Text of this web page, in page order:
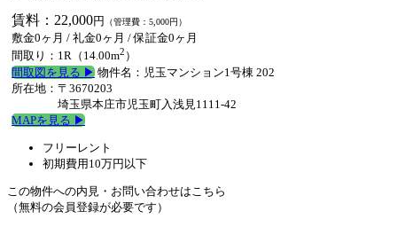
賃料：22,000円 （管理費：5,000円）
敷金0ヶ月 / 礼金0ヶ月 /保証金0ヶ月
間取り：1R（14.00m2 ）
間取図を見る ▶︎ 物件名：児玉マンション1号棟 202
所在地：〒3670203
埼玉県本庄市児玉町入浅見1111-42
MAPを見る ▶︎
フリーレント
初期費用10万円以下
この物件への内見・お問い合わせはこちら
（無料の会員登録が必要です）